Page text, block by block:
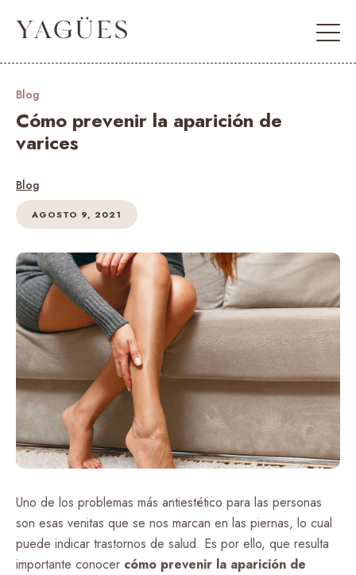
Blog
Cómo prevenir la aparición de
varices
Blog
AGOSTO 9, 2021
Uno de los problemas más antiestético para las personas
son esas venitas que se nos marcan en las piernas, lo cual
puede indicar trastornos de salud. Es por ello, que resulta
importante conocer cómo prevenir la aparición de